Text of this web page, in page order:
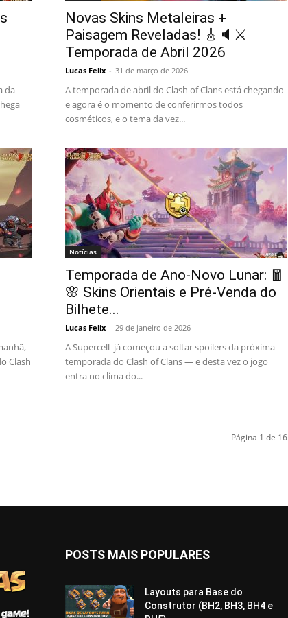
da
Novas Skins Metaleiras +
Paisagem Reveladas! 🎸🔈⚔️
Temporada de Abril 2026
Lucas Felix - 31 de março de 2026
A temporada de abril do Clash of Clans está chegando
e agora é o momento de conferirmos todos
cosméticos, e o tema da vez...
Clash
Notícias
Temporada de Ano‑Novo Lunar: 🧧
🌸 Skins Orientais e Pré-Venda do
Bilhete...
Lucas Felix - 29 de janeiro de 2026
A Supercell já começou a soltar spoilers da próxima
temporada do Clash of Clans — e desta vez o jogo
entra no clima do...
Página 1 de 16
POSTS MAIS POPULARES
Layouts para Base do
Construtor (BH2, BH3, BH4 e